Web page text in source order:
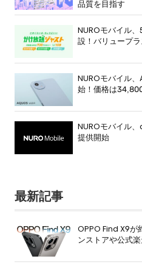
品質を目指す
NUROモバイル
設！バリュープ
NUROモバイル
始！価格は
NUROモバイル
提供開始
最新記事
OPPO Find X9が
ンストアや公式